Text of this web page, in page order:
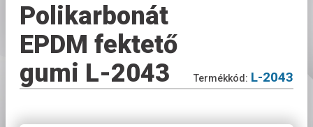
Polikarbonát
EPDM fektető
gumi L-2043
Termékkód L-2043